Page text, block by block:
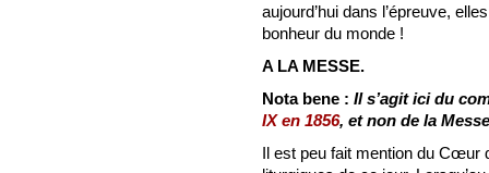
aujourd’hui dans l’épreuve,
bonheur du monde !
A LA MESSE.
Nota bene : Il s’agit ici du
IX en 1856, et non de la
Il est peu fait mention du Cœur